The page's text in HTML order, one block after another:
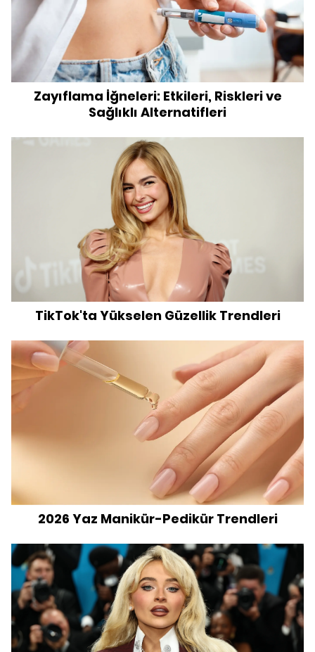
Zayıflama İğneleri: Etkileri, Riskleri ve
Sağlıklı Alternatifleri
TikTok'ta Yükselen Güzellik Trendleri
2026 Yaz Manikür-Pedikür Trendleri